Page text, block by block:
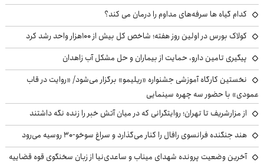
کدام گیاه ها سرفه‌های مداوم را درمان می کند؟
کولاک بورس در اولین روز هفته؛ شاخص کل بیش از ۱۰۰هزار واحد رشد کرد
پیگیری تامین دارو، حمایت از بیماران و حل مشکل آب زاهدان
نخستین کارگاه آموزشی جشنواره «ریلیمو» برگزار می‌شود/ «روایت در قاب
عمودی» با حضور سه چهره سینمایی
از مزارشریف تا تهران؛ روایتگرانی که در میان آتش خبر را زنده نگه داشتند
هند جنگنده فرانسوی رافال را کنار می‌گذارد و سراغ سوخو-30 روسیه می‌رود
آخرین وضعیت پرونده شهدای میناب و ساعدی‌نیا از زبان سخنگوی قوه قضاییه